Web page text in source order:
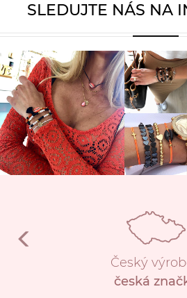
SLEDUJTE NÁS NA
Český
česká